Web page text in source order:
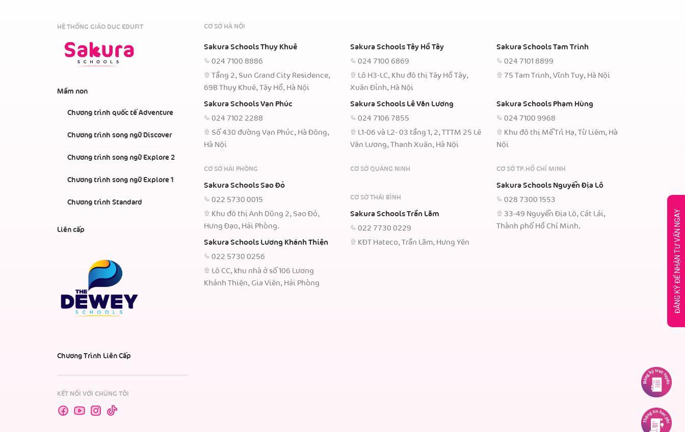
HỆ THỐNG GIÁO DỤC EDUFIT
Mầm non
Chương trình quốc tế Adventure
Chương trình song ngữ Discover
Chương trình song ngữ Explore 2
Chương trình song ngữ Explore 1
Chương trình Standard
Liên cấp
Chương Trình Liên Cấp
KẾT NỐI VỚI CHÚNG TÔI
CƠ SỞ HÀ NỘI
Sakura Schools Thụy Khuê
024 7100 8886
Tầng 2, Sun Grand City Residence,
69B Thụy Khuê, Tây Hồ, Hà Nội
Sakura Schools Tây Hồ Tây
024 7100 6869
Lô H3-LC, Khu đô thị Tây Hồ Tây,
Xuân Đỉnh, Hà Nội
Sakura Schools Tam Trinh
024 7101 8899
75 Tam Trinh, Vĩnh Tuy, Hà Nội
Sakura Schools Vạn Phúc
024 7102 2288
Số 430 đường Vạn Phúc, Hà Đông,
Hà Nội
Sakura Schools Lê Văn Lương
024 7106 7855
L1-06 và L2- 03 tầng 1, 2, TTTM 25 Lê
Văn Lương, Thanh Xuân, Hà Nội
Sakura Schools Phạm Hùng
024 7100 9968
Khu đô thị Mễ Trì Hạ, Từ Liêm, Hà
Nội
CƠ SỞ HẢI PHÒNG
Sakura Schools Sao Đỏ
022 5730 0015
Khu đô thị Anh Dũng 2, Sao Đỏ,
Hưng Đạo, Hải Phòng.
Sakura Schools Lương Khánh Thiện
022 5730 0256
Lô CC, khu nhà ở số 106 Lương
Khánh Thiện, Gia Viên, Hải Phòng
CƠ SỞ QUẢNG NINH
CƠ SỞ THÁI BÌNH
Sakura Schools Trần Lãm
022 7730 0229
KĐT Hateco, Trần Lãm, Hưng Yên
CƠ SỞ TP.HỒ CHÍ MINH
Sakura Schools Nguyễn Địa Lô
028 7300 1553
33-49 Nguyễn Địa Lô, Cát Lái,
Thành phố Hồ Chí Minh.
ĐĂNG KÝ ĐỂ NHẬN TƯ VẤN NGAY